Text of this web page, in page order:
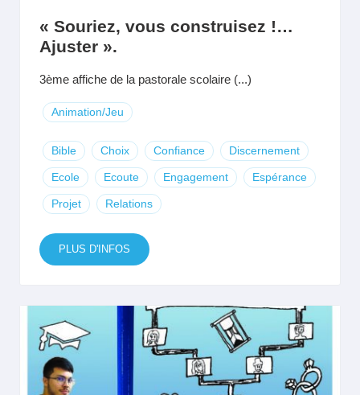
« Souriez, vous construisez !…
Ajuster ».
3ème affiche de la pastorale scolaire (...)
Animation/Jeu
Bible Choix Confiance Discernement
Ecole Ecoute Engagement Espérance
Projet Relations
PLUS D'INFOS